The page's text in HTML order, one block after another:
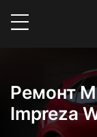
Ремонт
Impreza